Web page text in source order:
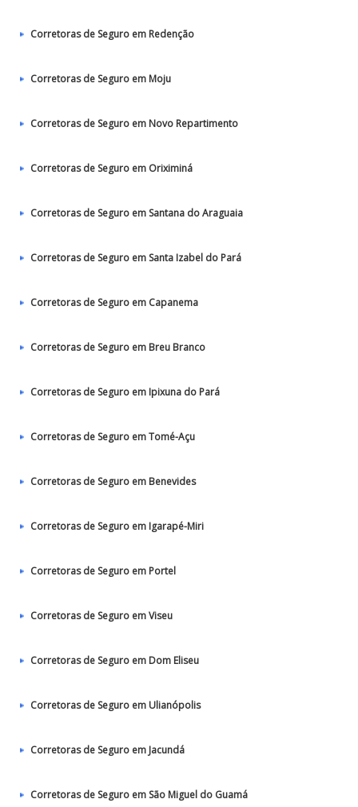
Corretoras de Seguro em Redenção
Corretoras de Seguro em Moju
Corretoras de Seguro em Novo Repartimento
Corretoras de Seguro em Oriximiná
Corretoras de Seguro em Santana do Araguaia
Corretoras de Seguro em Santa Izabel do Pará
Corretoras de Seguro em Capanema
Corretoras de Seguro em Breu Branco
Corretoras de Seguro em Ipixuna do Pará
Corretoras de Seguro em Tomé-Açu
Corretoras de Seguro em Benevides
Corretoras de Seguro em Igarapé-Miri
Corretoras de Seguro em Portel
Corretoras de Seguro em Viseu
Corretoras de Seguro em Dom Eliseu
Corretoras de Seguro em Ulianópolis
Corretoras de Seguro em Jacundá
Corretoras de Seguro em São Miguel do Guamá